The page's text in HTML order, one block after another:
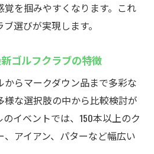
打会活用でミスショットを
なゴルフクラブ試打会の流
体験で得られる初心者の成
ラブ選びをスタッフが徹底サ
を掴みやすくなります。これ
選びが実現します。
ゴルフクラブの特徴
らマークダウン品まで多彩な
様な選択肢の中から比較検討が
イベントでは、150本以上のク
アイアン、パターなど幅広い